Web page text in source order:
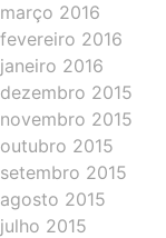
março 2016
fevereiro 2016
janeiro 2016
dezembro 2015
novembro 2015
outubro 2015
setembro 2015
agosto 2015
julho 2015